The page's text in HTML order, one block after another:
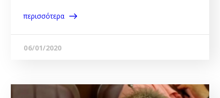
περισσότερα
06/01/2020